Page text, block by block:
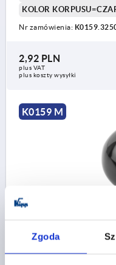
Zgoda
KOLOR
Nr zamówienia:
2,92 PLN
plus VAT
plus koszty wysyłki
K0159 M
UCHWYT KULISTY
DUROPLAST CZARNY